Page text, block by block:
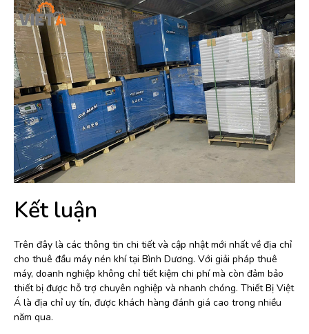
Kết luận
Trên đây là các thông tin chi tiết và cập nhật mới nhất về địa chỉ
cho thuê đầu máy nén khí tại Bình Dương. Với giải pháp thuê
máy, doanh nghiệp không chỉ tiết kiệm chi phí mà còn đảm bảo
thiết bị được hỗ trợ chuyên nghiệp và nhanh chóng. Thiết Bị Việt
Á là địa chỉ uy tín, được khách hàng đánh giá cao trong nhiều
năm qua.